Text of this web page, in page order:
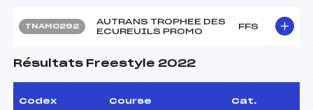
TNAM0292
AUTRANS TROPHEE DES
ECUREUILS PROMO
FFS
Résultats Freestyle 2022
Codex Course Cat.